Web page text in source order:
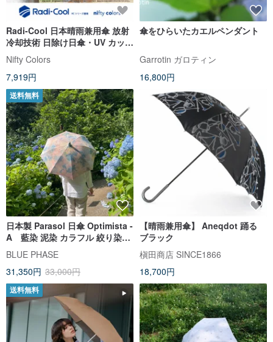
Radi-Cool 日本晴雨兼用傘 放射
冷却技術 日除け日傘・UV カット
一級遮光
Nifty Colors
7,919円
傘をひらいたカエルペンダント
Garrotin ガロティン
16,800円
送料無料
日本製 Parasol 日傘 Optimista -
A 藍染 泥染 カラフル 絞り染め
mud dyed shibori 手染め
BLUE PHASE
31,350円 33,000円
【晴雨兼用傘】 Aneqdot 踊る
ブラック
槇田商店 SINCE1866
18,700円
送料無料